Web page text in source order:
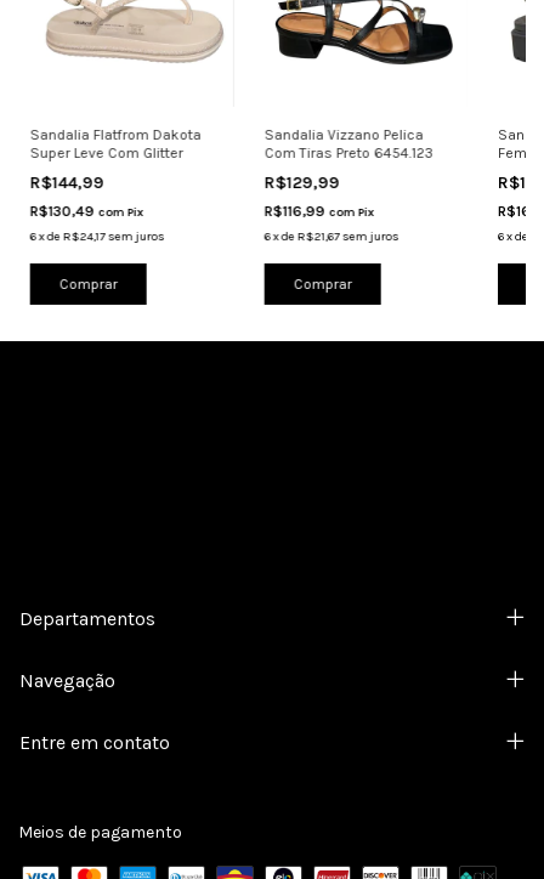
Sandalia Flatfrom Dakota
Super Leve Com Glitter
R$144,99
R$130,49 com Pix
6xdeR$24,17sem juros
Comprar
Sandalia Vizzano Pelica
Com Tiras Preto 6454.123
R$129,99
R$116,99 com Pix
6xdeR$21,67 sem juros
Comprar
6xde
Departamentos
Navegação
Entre em contato
Meios de pagamento